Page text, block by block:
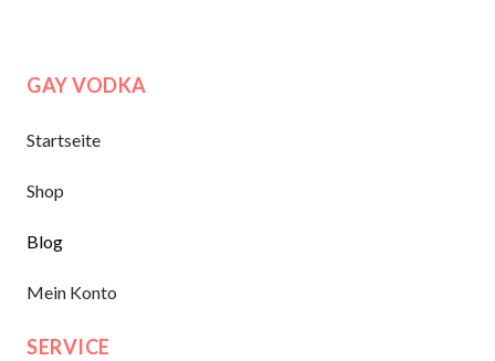
GAY VODKA
Startseite
Shop
Blog
Mein Konto
SERVICE